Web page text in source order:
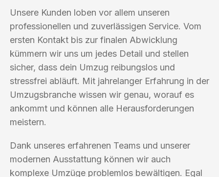
Unsere Kunden loben vor allem unseren
professionellen und zuverlässigen Service. Vom
ersten Kontakt bis zur finalen Abwicklung
kümmern wir uns um jedes Detail und stellen
sicher, dass dein Umzug reibungslos und
stressfrei abläuft. Mit jahrelanger Erfahrung in der
Umzugsbranche wissen wir genau, worauf es
ankommt und können alle Herausforderungen
meistern.
Dank unseres erfahrenen Teams und unserer
modernen Ausstattung können wir auch
komplexe Umzüge problemlos bewältigen. Egal